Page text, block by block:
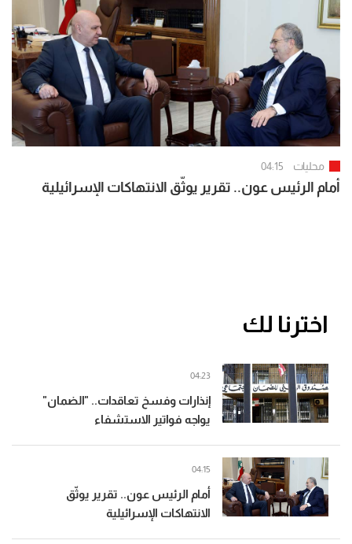
محليات 04:15
أمام الرئيس عون.. تقرير يوثّق الانتهاكات الإسرائيلية
اخترنا لك
إنذارات وفسخ تعاقدات.. "الضمان"
يواجه فواتير الاستشفاء
04:23
أمام الرئيس عون.. تقرير يوثّق
الانتهاكات الإسرائيلية
04:15